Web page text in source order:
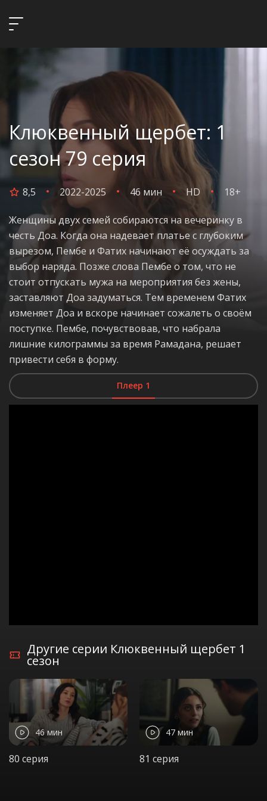
Клюквенный щербет: 1
сезон 79 серия
8,5 2022-2025 46 мин HD 18+
Женщины двух семей собираются на вечеринку в
честь Доа. Когда она надевает платье с глубоким
вырезом, Пембе и Фатих начинают её осуждать за
выбор наряда. Позже слова Пембе о том, что не
стоит отпускать мужа на мероприятия без жены,
заставляют Доа задуматься. Тем временем Фатих
изменяет Доа и вскоре начинает сожалеть о своём
поступке. Пембе, почувствовав, что набрала
лишние килограммы за время Рамадана, решает
привести себя в форму.
Плеер 1
Другие серии Клюквенный щербет 1
сезон
46 мин
80 серия
47 мин
81 серия